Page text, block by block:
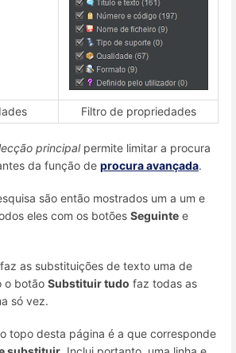
Filtro de propriedades
principalpermite limitar a procura
da função de procura avançada.
são então mostrados um a um e
eles com os botões Seguinte e
faz as substituições de texto uma de
o botão Substituir tudo faz todas as
só vez.
topo desta página é a que corresponde